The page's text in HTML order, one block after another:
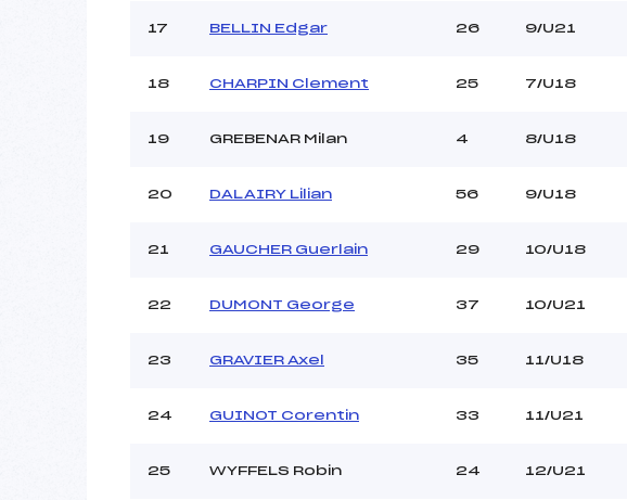
17 BELLIN Edgar 26 9/U21
18 CHARPIN Clement 25 7/U18
19 GREBENAR Milan 4 8/U18
20 DALAIRY Lilian 56 9/U18
21 GAUCHER Guerlain 29 10/U18
22 DUMONT George 37 10/U21
23 GRAVIER Axel 35 11/U18
24 GUINOT Corentin 33 11/U21
25 WYFFELS Robin 24 12/U21